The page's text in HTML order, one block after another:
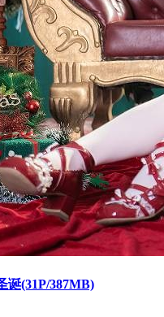
诞(31P/387MB)